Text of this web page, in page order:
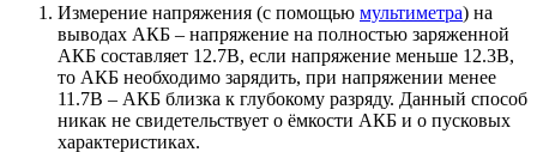
Измерение напряжения (с помощью мультиметра) на
выводах АКБ – напряжение на полностью заряженной
АКБ составляет 12.7В, если напряжение меньше 12.3В,
то АКБ необходимо зарядить, при напряжении менее
11.7В – АКБ близка к глубокому разряду. Данный способ
никак не свидетельствует о ёмкости АКБ и о пусковых
характеристиках.